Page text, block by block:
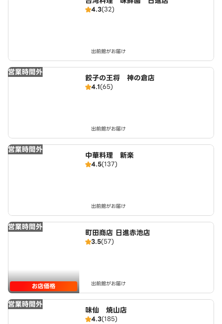
4.3(32)
出前館がお届け
営業時間外
餃子の王将 神の倉店
4.1(65)
出前館がお届け
営業時間外
中華料理 新楽
4.5(137)
出前館がお届け
営業時間外
お店価格
町田商店 日進赤池店
3.5(57)
出前館がお届け
営業時間外
味仙 焼山店
4.3(185)